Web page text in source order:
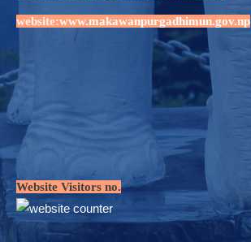
website:www.makawanpurgadhimun.gov.np
Website Visitors no.